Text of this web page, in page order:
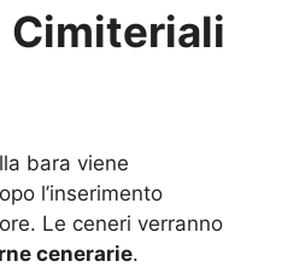
Cimiteriali
bara viene
l’inserimento
Le ceneri verranno
cenerarie.